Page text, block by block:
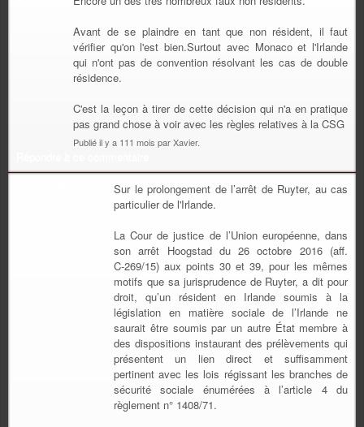
Avant de se plaindre en tant que non résident, il faut
vérifier qu'on l'est bien.Surtout avec Monaco et l'Irlande
qui n'ont pas de convention résolvant les cas de double
résidence.
C'est la leçon à tirer de cette décision qui n'a en pratique
pas grand chose à voir avec les règles relatives à la CSG
Publié il y a 111 mois par Xavier.
Sur le prolongement de l’arrêt de Ruyter, au cas
particulier de l'Irlande.
La Cour de justice de l’Union européenne, dans
son arrêt Hoogstad du 26 octobre 2016 (aff.
C‑269/15) aux points 30 et 39, pour les mêmes
motifs que sa jurisprudence de Ruyter, a dit pour
droit, qu’un résident en Irlande soumis à la
législation en matière sociale de l’Irlande ne
saurait être soumis par un autre État membre à
des dispositions instaurant des prélèvements qui
présentent un lien direct et suffisamment
pertinent avec les lois régissant les branches de
sécurité sociale énumérées à l’article 4 du
règlement n° 1408/71.